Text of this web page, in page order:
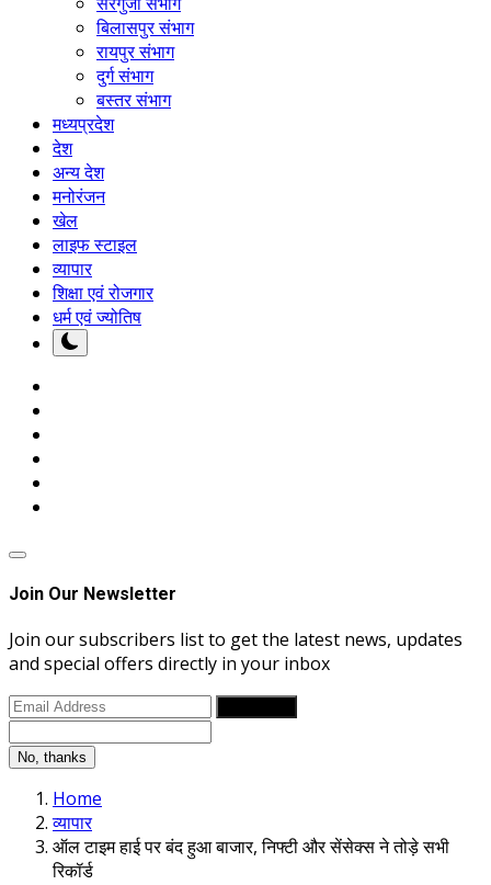
बिलासपुर संभाग
रायपुर संभाग
दुर्ग संभाग
बस्तर संभाग
मध्यप्रदेश
देश
अन्य देश
मनोरंजन
खेल
लाइफ स्टाइल
व्यापार
शिक्षा एवं रोजगार
धर्म एवं ज्योतिष
Join Our Newsletter
Join our subscribers list to get the latest news, updates
and special offers directly in your inbox
No, thanks
Home
व्यापार
ऑल टाइम हाई पर बंद हुआ बाजार, निफ्टी और सेंसेक्स ने तोड़े सभी
रिकॉर्ड